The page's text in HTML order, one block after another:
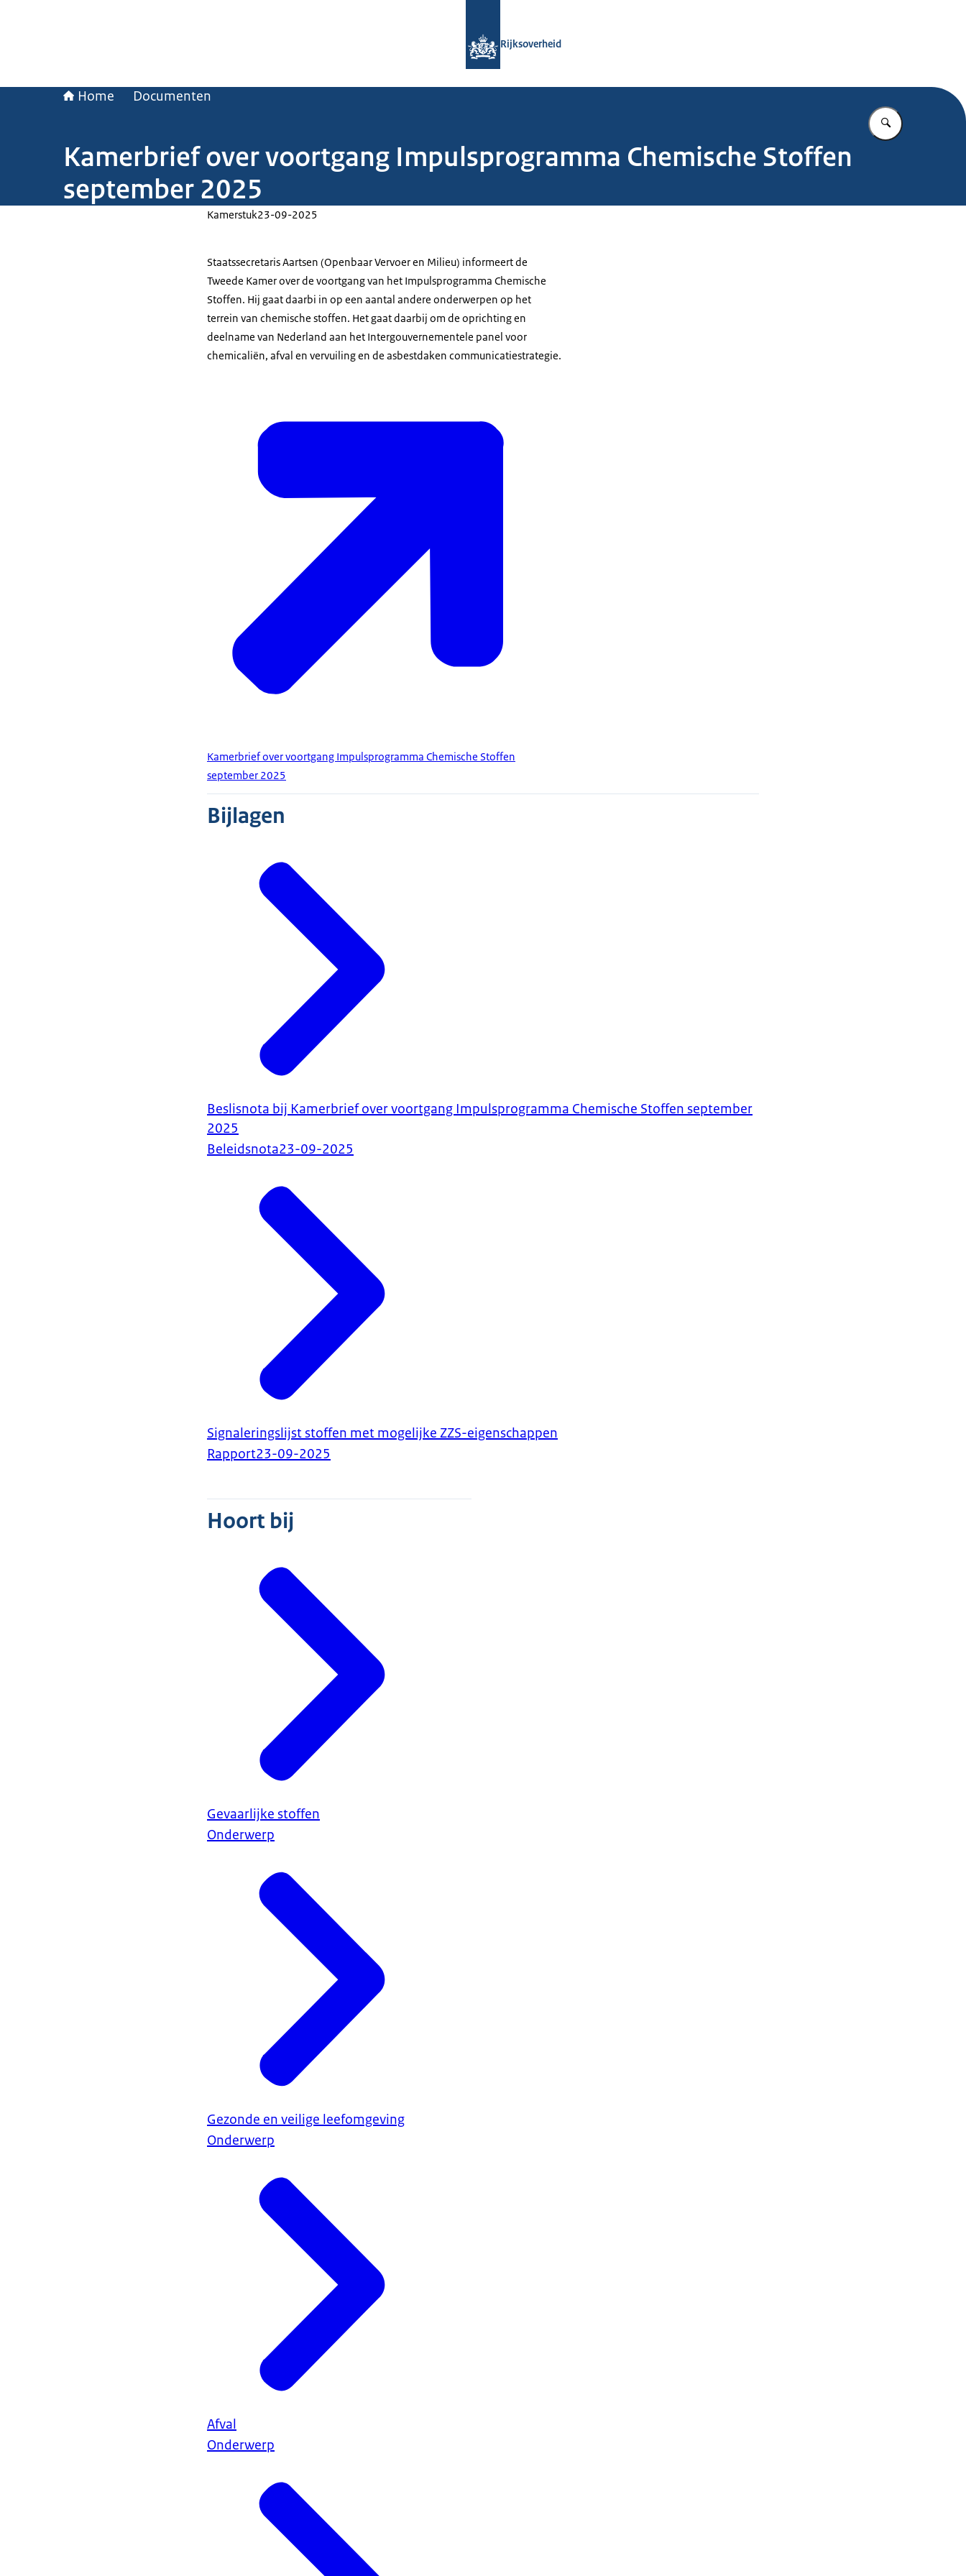
Rijksoverheid
Home Documenten
Vul in wat u
Kamerbrief over voortgang Impulsprogramma Chemische Stoffen
september 2025
Kamerstuk23-09-2025
Staatssecretaris Aartsen (Openbaar Vervoer en Milieu) informeert de
Tweede Kamer over de voortgang van het Impulsprogramma Chemische
Stoffen. Hij gaat daarbi in op een aantal andere onderwerpen op het
terrein van chemische stoffen. Het gaat daarbij om de oprichting en
deelname van Nederland aan het Intergouvernementele panel voor
chemicaliën, afval en vervuiling en de asbestdaken communicatiestrategie.
Kamerbrief over voortgang Impulsprogramma Chemische Stoffen
september 2025
Bijlagen
Beslisnota bij Kamerbrief over voortgang Impulsprogramma Chemische Stoffen september
2025
Beleidsnota23-09-2025
Signaleringslijst stoffen met mogelijke ZZS-eigenschappen
Rapport23-09-2025
Hoort bij
Gevaarlijke stoffen
Onderwerp
Gezonde en veilige leefomgeving
Onderwerp
Afval
Onderwerp